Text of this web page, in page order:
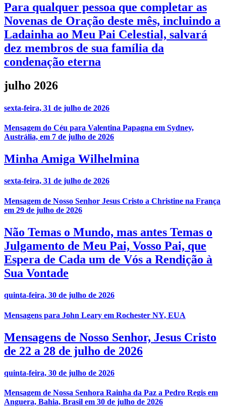
Para qualquer pessoa que completar as
Novenas de Oração deste mês, incluindo a
Ladainha ao Meu Pai Celestial, salvará
dez membros de sua família da
condenação eterna
julho 2026
sexta-feira, 31 de julho de 2026
Mensagem do Céu para Valentina Papagna em Sydney,
Austrália, em 7 de julho de 2026
Minha Amiga Wilhelmina
sexta-feira, 31 de julho de 2026
Mensagem de Nosso Senhor Jesus Cristo a Christine na França
em 29 de julho de 2026
Não Temas o Mundo, mas antes Temas o
Julgamento de Meu Pai, Vosso Pai, que
Espera de Cada um de Vós a Rendição à
Sua Vontade
quinta-feira, 30 de julho de 2026
Mensagens para John Leary em Rochester NY, EUA
Mensagens de Nosso Senhor, Jesus Cristo
de 22 a 28 de julho de 2026
quinta-feira, 30 de julho de 2026
Mensagem de Nossa Senhora Rainha da Paz a Pedro Regis em
Anguera, Bahia, Brasil em 30 de julho de 2026